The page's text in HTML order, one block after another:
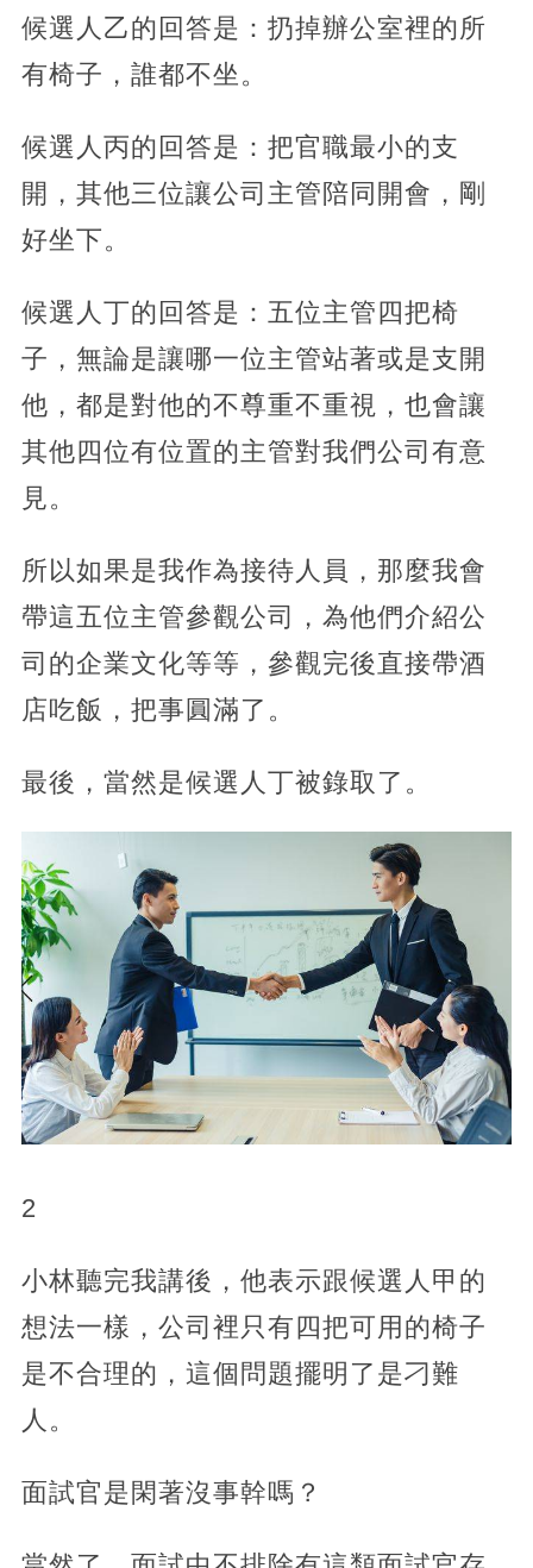
候選人乙的回答是：扔掉辦公室裡的所
有椅子，誰都不坐。
候選人丙的回答是：把官職最小的支
開，其他三位讓公司主管陪同開會，剛
好坐下。
候選人丁的回答是：五位主管四把椅
子，無論是讓哪一位主管站著或是支開
他，都是對他的不尊重不重視，也會讓
其他四位有位置的主管對我們公司有意
見。
所以如果是我作為接待人員，那麼我會
帶這五位主管參觀公司，為他們介紹公
司的企業文化等等，參觀完後直接帶酒
店吃飯，把事圓滿了。
最後，當然是候選人丁被錄取了。
2
小林聽完我講後，他表示跟候選人甲的
想法一樣，公司裡只有四把可用的椅子
是不合理的，這個問題擺明了是刁難
人。
面試官是閑著沒事幹嗎？